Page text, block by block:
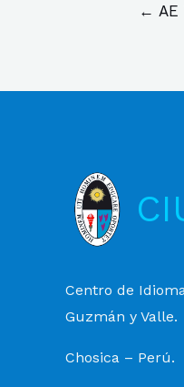
←
Centro de
Guzmán y Valle.
Chosica – Perú.